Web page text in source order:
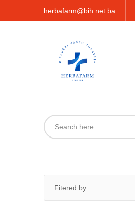
herbafarm@bih.net.ba
Fitered by: